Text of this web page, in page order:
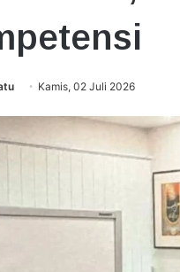
Kamis, 02 Juli 2026